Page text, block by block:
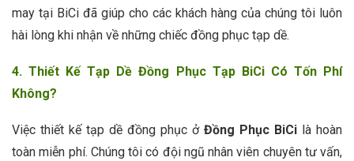
may tại BiCi đã giúp cho các khách hàng của chúng tôi luôn
hài lòng khi nhận về những chiếc đồng phục tạp dề.
4. Thiết Kế Tạp Dề Đồng Phục Tạp BiCi Có Tốn Phí
Không?
Việc thiết kế tạp dề đồng phục ở Đồng Phục BiCi là hoàn
toàn miễn phí. Chúng tôi có đội ngũ nhân viên chuyên tư vấn,